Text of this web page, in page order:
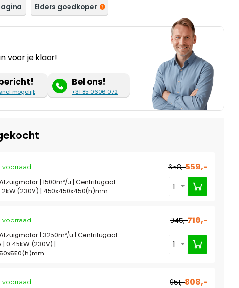
Elders goedkoper
voor je klaar!
mogelijk
Bel ons!
+31 85 0606 072
voorraad 658,-559,-
| 1500m³/u | Centrifugaal
(230V) | 450x450x450(h)mm
1
voorraad 845,-718,-
| 3250m³/u | Centrifugaal
| 0.45kW (230V) |
1
voorraad 951,-808,-